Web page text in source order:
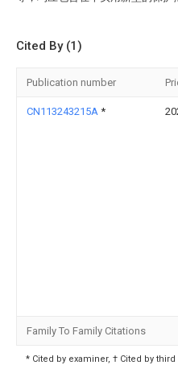
Cited By (1)
Publication number
CN113243215A *
Family To Family Citations
* Cited by examiner, † Cited by